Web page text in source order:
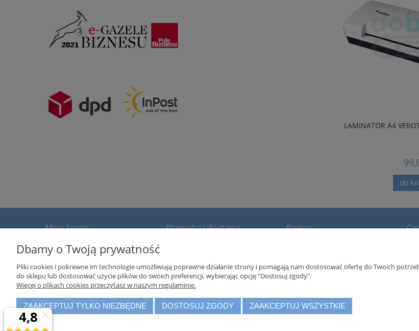
LAMINATOR A4
do
Moje konto
Twoje zamówienia
Przechowalnia
Płatności i dostawa Pomoc
Polityka prywatności
Dbamy o Twoją prywatność
Pliki cookies i pokrewne im technologie umożliwiają poprawne działanie strony i pomagają nam dostosować ofertę do Twoich
do sklepu lub dostosować użycie plików do swoich preferencji, wybierając opcję "Dostosuj zgody".
Więcej o plikach cookies przeczytasz w naszym regulaminie.
ZAAKCEPTUJ TYLKO NIEZBĘDNE DOSTOSUJ ZGODY ZAAKCEPTUJ WSZYSTKIE